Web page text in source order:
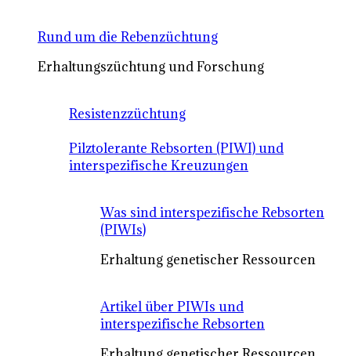
Rund um die Rebenzüchtung
Erhaltungszüchtung und Forschung
Resistenzzüchtung
Pilztolerante Rebsorten (PIWI) und
interspezifische Kreuzungen
Was sind interspezifische Rebsorten
(PIWIs)
Erhaltung genetischer Ressourcen
Artikel über PIWIs und
interspezifische Rebsorten